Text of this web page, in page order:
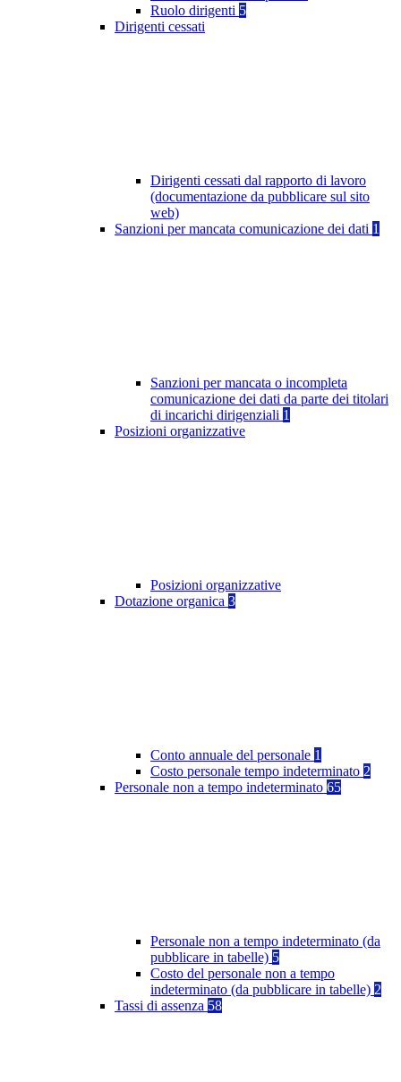
Ruolo dirigenti 5
Dirigenti cessati
Dirigenti cessati dal rapporto di lavoro
(documentazione da pubblicare sul sito
web)
Sanzioni per mancata comunicazione dei dati 1
Sanzioni per mancata o incompleta
comunicazione dei dati da parte dei titolari
di incarichi dirigenziali 1
Posizioni organizzative
Posizioni organizzative
Dotazione organica 3
Conto annuale del personale 1
Costo personale tempo indeterminato 2
Personale non a tempo indeterminato 65
Personale non a tempo indeterminato (da
pubblicare in tabelle) 5
Costo del personale non a tempo
indeterminato (da pubblicare in tabelle) 2
Tassi di assenza 58